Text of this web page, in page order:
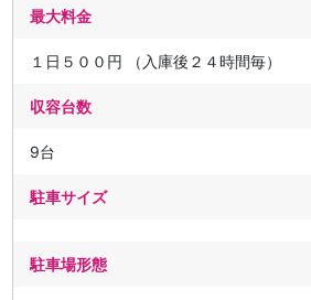
最大料金
１日５００円 （入庫後２４時間毎）
収容台数
9台
駐車サイズ
駐車場形態